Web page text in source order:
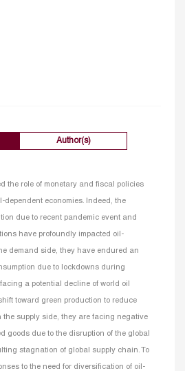
Author(s)
the role of monetary and fiscal policies
dependent economies. Indeed, the
due to recent pandemic event and
have profoundly impacted oil-
demand side, they have endured an
due to lockdowns during
a potential decline of world oil
toward green production to reduce
the supply side, they are facing negative
goods due to the disruption of the global
stagnation of global supply chain. To
to the need for diversification of oil-